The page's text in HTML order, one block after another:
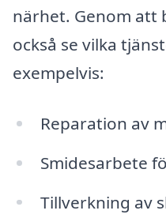
närhet. Genom att
också se vilka
exempelvis:
Reparation av
Smidesarbete
Tillverkning av